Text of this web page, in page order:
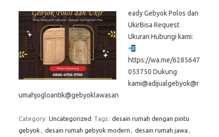
eady Gebyok Polos dan
UkirBisa Request
Ukuran Hubungi kami:
https://wa.me/6285647
053750 Dukung
kami@adijualgebyok@r
umahjogloantik@gebyoklawasan
Category: Uncategorized Tags: desain rumah dengan pintu
gebyok , desain rumah gebyok modern , desain rumah jawa ,